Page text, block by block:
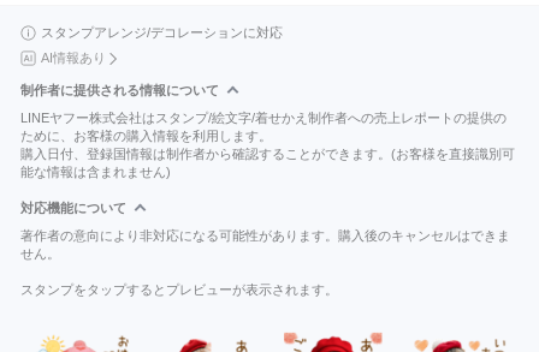
スタンプアレンジ/デコレーションに対応
AI情報あり
制作者に提供される情報について
LINEヤフー株式会社はスタンプ/絵文字/着せかえ制作者への売上レポートの提供の
ために、お客様の購入情報を利用します。
購入日付、登録国情報は制作者から確認することができます。(お客様を直接識別可
能な情報は含まれません)
対応機能について
著作者の意向により非対応になる可能性があります。購入後のキャンセルはできま
せん。
スタンプをタップするとプレビューが表示されます。